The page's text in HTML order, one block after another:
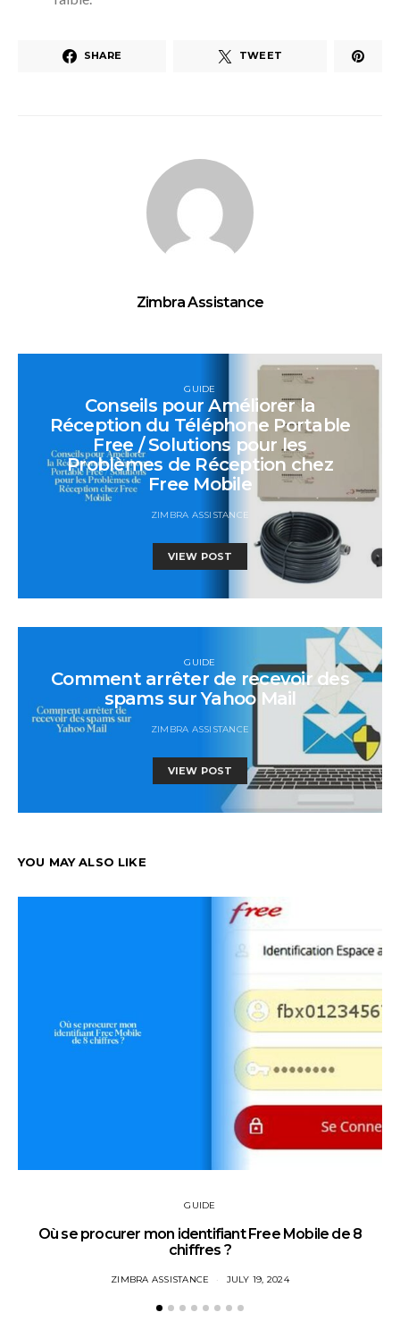
SHARE TWEET
Zimbra Assistance
GUIDE
Conseils pour Améliorer la
Réception du Téléphone Portable
Free / Solutions pour les
Problèmes de Réception chez
Free Mobile
ZIMBRA ASSISTANCE
VIEW POST
GUIDE
Comment arrêter de recevoir des
spams sur Yahoo Mail
ZIMBRA ASSISTANCE
VIEW POST
YOU MAY ALSO LIKE
GUIDE
Où se procurer mon identifiant Free Mobile de 8
chiffres ?
ZIMBRA ASSISTANCE JULY 19, 2024